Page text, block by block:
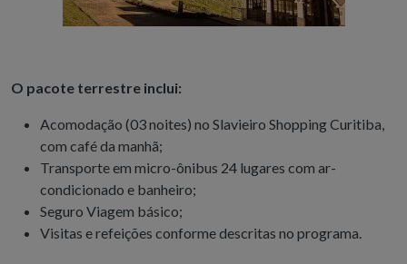
O pacote terrestre inclui:
Acomodação (03 noites) no Slavieiro Shopping Curitiba,
com café da manhã;
Transporte em micro-ônibus 24 lugares com ar-
condicionado e banheiro;
Seguro Viagem básico;
Visitas e refeições conforme descritas no programa.